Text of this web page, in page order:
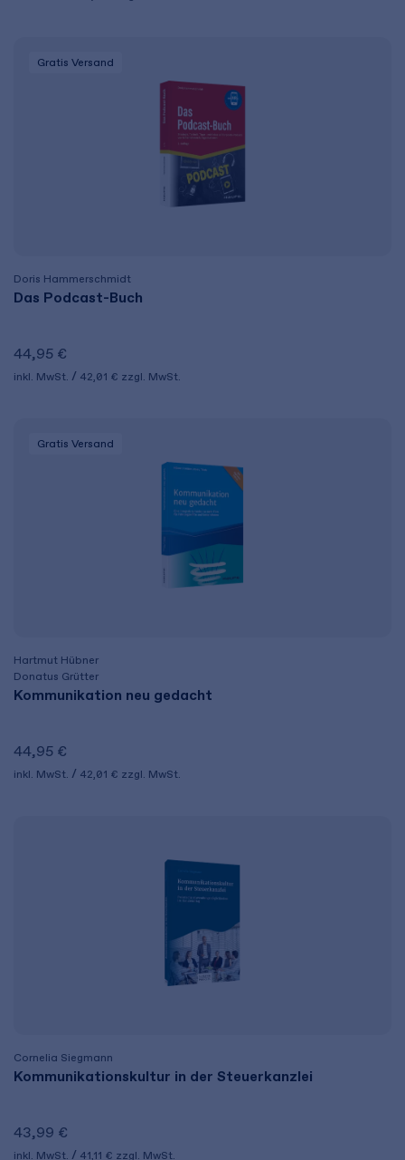
Gratis Versand
Doris Hammerschmidt
Das Podcast-Buch
44,95 €
inkl. MwSt. 42,01 € zzgl. MwSt.
Gratis Versand
Hartmut Hübner
Donatus Grütter
Kommunikation neu gedacht
44,95 €
inkl. MwSt. 42,01 € zzgl. MwSt.
Cornelia Siegmann
Kommunikationskultur in der Steuerkanzlei
43,99 €
inkl. MwSt. 41,11 € zzgl. MwSt.